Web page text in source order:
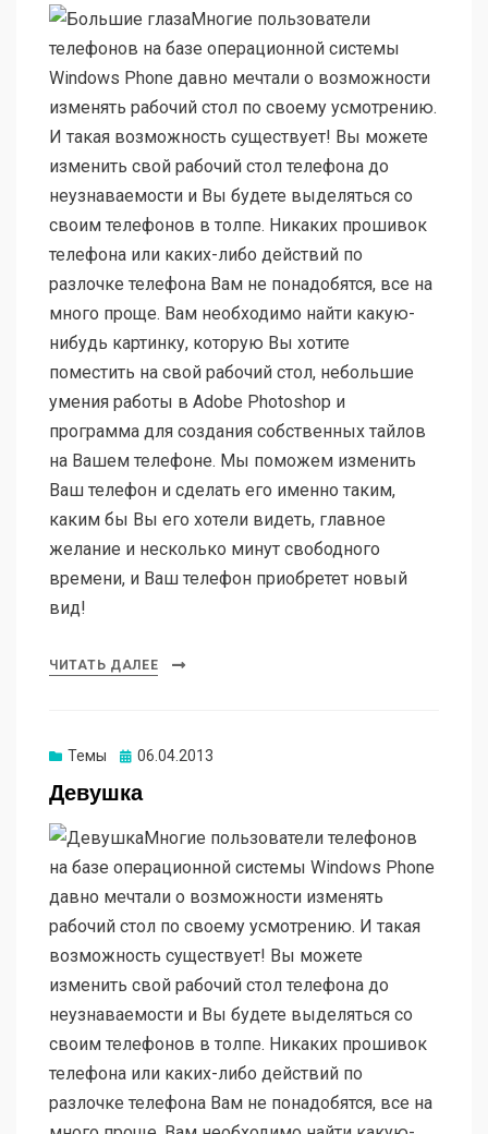
Многие пользователи
телефонов на базе операционной системы
Windows Phone давно мечтали о возможности
изменять рабочий стол по своему усмотрению.
И такая возможность существует! Вы можете
изменить свой рабочий стол телефона до
неузнаваемости и Вы будете выделяться со
своим телефонов в толпе. Никаких прошивок
телефона или каких-либо действий по
разлочке телефона Вам не понадобятся, все на
много проще. Вам необходимо найти какую-
нибудь картинку, которую Вы хотите
поместить на свой рабочий стол, небольшие
умения работы в Adobe Photoshop и
программа для создания собственных тайлов
на Вашем телефоне. Мы поможем изменить
Ваш телефон и сделать его именно таким,
каким бы Вы его хотели видеть, главное
желание и несколько минут свободного
времени, и Ваш телефон приобретет новый
вид!
ЧИТАТЬ ДАЛЕЕ
Темы Опубликовано
06.04.2013
Девушка
Многие пользователи телефонов
на базе операционной системы Windows Phone
давно мечтали о возможности изменять
рабочий стол по своему усмотрению. И такая
возможность существует! Вы можете
изменить свой рабочий стол телефона до
неузнаваемости и Вы будете выделяться со
своим телефонов в толпе. Никаких прошивок
телефона или каких-либо действий по
разлочке телефона Вам не понадобятся, все на